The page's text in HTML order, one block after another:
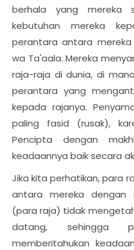
berhala yang mereka
kebutuhan mereka
perantara antara mereka
wa Ta'aala. Mereka
raja-raja di dunia, di
perantara yang
kepada rajanya.
paling fasid (rusak),
Pencipta dengan
keadaannya baik secara
Jika kita perhatikan, para
antara mereka dengan
(para raja) tidak
datang, sehingga
memberitahukan